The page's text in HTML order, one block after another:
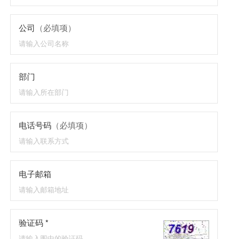
公司 （必填项）
部门
电话号码 （必填项）
电子邮箱
验证码 *